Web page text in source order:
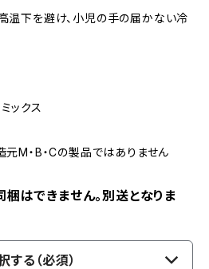
温下を避け、小児の手の届かない冷
ックス
M・B・Cの製品ではありません
はできません。別送となりま
する（必須）